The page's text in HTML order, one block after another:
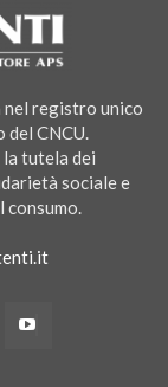
registro unico
del CNCU.
la tutela dei
sociale e
consumo.